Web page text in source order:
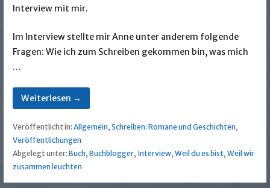
Interview mit mir.
Im Interview stellte mir Anne unter anderem folgende
Fragen: Wie ich zum Schreiben gekommen bin, was mich
…
Weiterlesen →
Veröffentlicht in: Allgemein, Schreiben: Romane und Geschichten,
Veröffentlichungen
Abgelegt unter: Buch, Buchblogger, Interview, Weil du es bist, Weil wir
zusammen leuchten